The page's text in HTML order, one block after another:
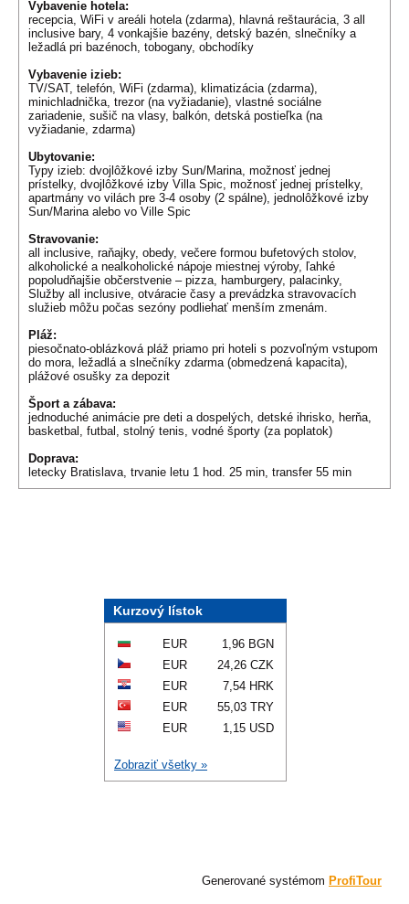
Vybavenie hotela:
recepcia, WiFi v areáli hotela (zdarma), hlavná reštaurácia, 3 all
inclusive bary, 4 vonkajšie bazény, detský bazén, slnečníky a
ležadlá pri bazénoch, tobogany, obchodíky
Vybavenie izieb:
TV/SAT, telefón, WiFi (zdarma), klimatizácia (zdarma),
minichladnička, trezor (na vyžiadanie), vlastné sociálne
zariadenie, sušič na vlasy, balkón, detská postieľka (na
vyžiadanie, zdarma)
Ubytovanie:
Typy izieb: dvojlôžkové izby Sun/Marina, možnosť jednej
prístelky, dvojlôžkové izby Villa Spic, možnosť jednej prístelky,
apartmány vo vilách pre 3-4 osoby (2 spálne), jednolôžkové izby
Sun/Marina alebo vo Ville Spic
Stravovanie:
all inclusive, raňajky, obedy, večere formou bufetových stolov,
alkoholické a nealkoholické nápoje miestnej výroby, ľahké
popoludňajšie občerstvenie – pizza, hamburgery, palacinky,
Služby all inclusive, otváracie časy a prevádzka stravovacích
služieb môžu počas sezóny podliehať menším zmenám.
Pláž:
piesočnato-oblázková pláž priamo pri hoteli s pozvoľným vstupom
do mora, ležadlá a slnečníky zdarma (obmedzená kapacita),
plážové osušky za depozit
Šport a zábava:
jednoduché animácie pre deti a dospelých, detské ihrisko, herňa,
basketbal, futbal, stolný tenis, vodné športy (za poplatok)
Doprava:
letecky Bratislava, trvanie letu 1 hod. 25 min, transfer 55 min
Kurzový lístok
EUR
1,96 BGN
EUR
24,26 CZK
EUR
7,54 HRK
EUR
55,03 TRY
EUR
1,15 USD
Zobraziť všetky »
Generované systémom ProfiTour